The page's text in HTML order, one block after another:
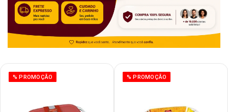
% PROMOÇÃO % PROMOÇÃO